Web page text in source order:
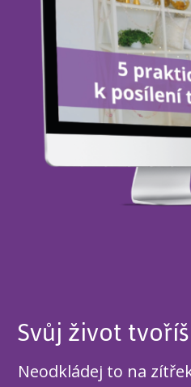
Svůj život
Neodkládej to na